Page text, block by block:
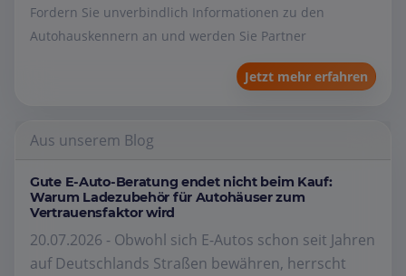
Fordern Sie unverbindlich Informationen zu den
Autohauskennern an und werden Sie Partner
Jetzt mehr erfahren
Aus unserem Blog
Gute E-Auto-Beratung endet nicht beim Kauf:
Warum Ladezubehör für Autohäuser zum
Vertrauensfaktor wird
20.07.2026 - Obwohl sich E-Autos schon seit Jahren
auf Deutschlands Straßen bewähren, herrscht